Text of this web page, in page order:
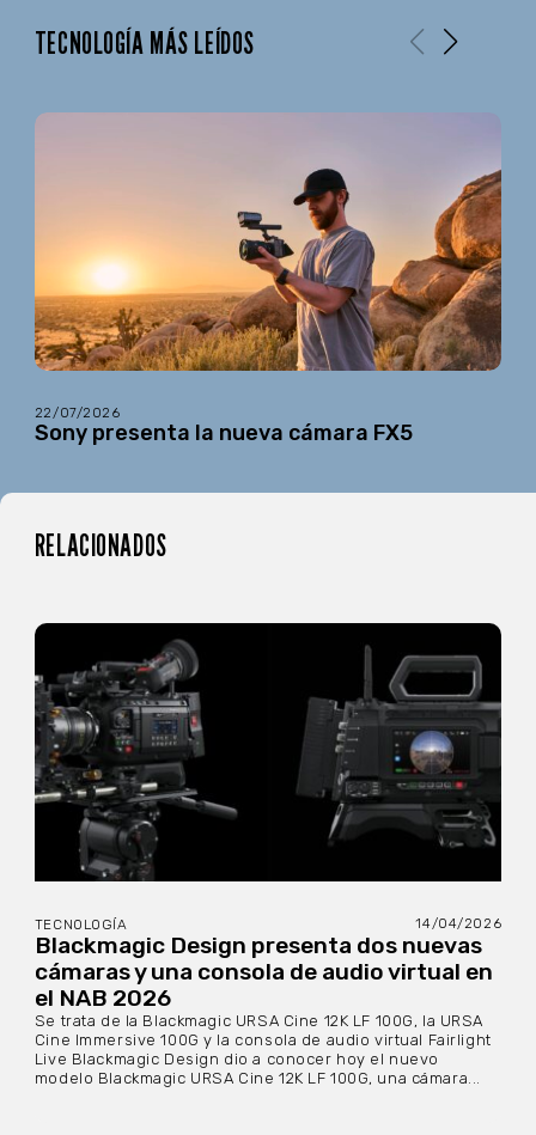
TECNOLOGÍA MÁS LEÍDOS
22/07/2026
Sony presenta la nueva cámara FX5
RELACIONADOS
TECNOLOGÍA 14/04/2026
Blackmagic Design presenta dos nuevas
cámaras y una consola de audio virtual en
el NAB 2026
Se trata de la Blackmagic URSA Cine 12K LF 100G, la URSA
Cine Immersive 100G y la consola de audio virtual Fairlight
Live Blackmagic Design dio a conocer hoy el nuevo
modelo Blackmagic URSA Cine 12K LF 100G, una cámara...